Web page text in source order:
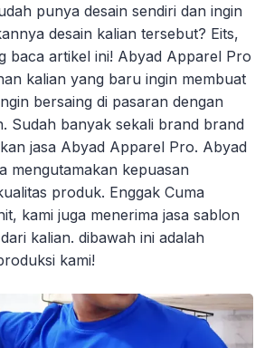
punya desain sendiri dan ingin
desain kalian tersebut? Eits,
baca artikel ini! Abyad Apparel Pro
kalian yang baru ingin membuat
bersaing di pasaran dengan
Sudah banyak sekali brand brand
jasa Abyad Apparel Pro. Abyad
mengutamakan kepuasan
produk. Enggak Cuma
kami juga menerima jasa sablon
kalian. dibawah ini adalah
kami!